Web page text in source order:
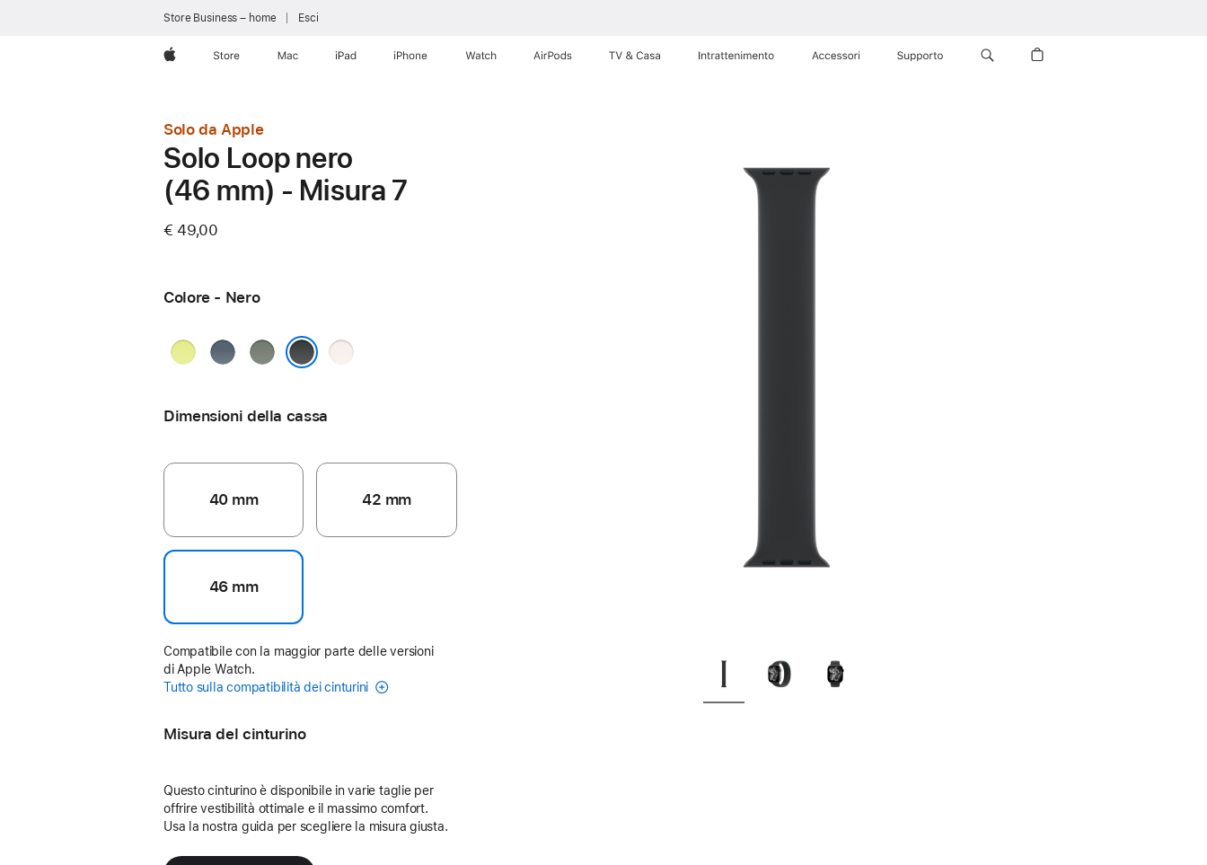
Store Business – home Esci
AppleStore Mac iPad iPhone Watch AirPods TV & Casa Intrattenimento Accessori Supporto
Solo da Apple
Solo Loop nero
(46 mm) - Misura 7
€ 49,00
Colore - Nero
Giallo
Blu
Grigioverde Rosa
Dimensioni della cassa
40 mm 42 mm
46 mm
Compatibile con la maggior parte delle versioni
di Apple Watch.
Tutto sulla compatibilità dei cinturini
Misura del cinturino
Questo cinturino è disponibile in varie taglie per
offrire vestibilità ottimale e il massimo comfort.
Usa la nostra guida per scegliere la misura giusta.